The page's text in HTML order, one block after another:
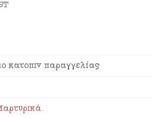
κατόπιν παραγγελίας
.